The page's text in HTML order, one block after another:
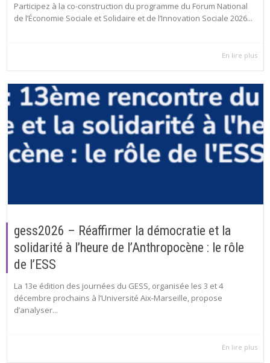
Participez à la co-construction du programme du Forum National
de l’Économie Sociale et Solidaire et de l’Innovation Sociale 2026...
En lire plus
gess2026 – Réaffirmer la démocratie et la
solidarité à l’heure de l’Anthropocène : le rôle
de l’ESS
La 13e édition des journées du GESS, organisée les 3 et 4
décembre prochains à l’Université Aix-Marseille, propose
d’analyser...
En lire plus